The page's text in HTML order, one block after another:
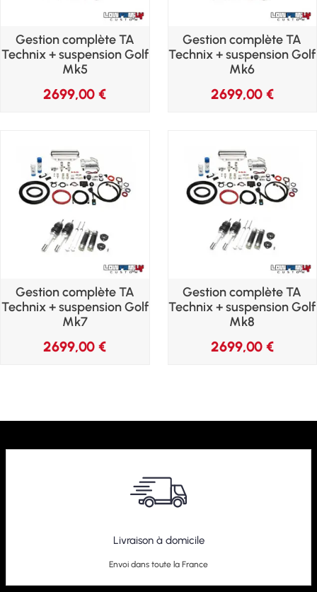
Gestion complète TA
Technix + suspension Golf
Mk5
2699,00€
Gestion complète TA
Technix + suspension Golf
Mk6
2699,00 €
Gestion complète TA
Technix + suspension Golf
Mk7
2699,00€
Gestion complète TA
Technix + suspension Golf
Mk8
2699,00 €
Livraison à domicile
Envoi dans toute la France